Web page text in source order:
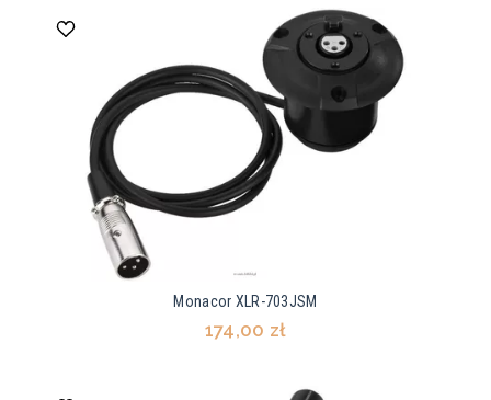
Monacor XLR-703JSM
174,00 zł